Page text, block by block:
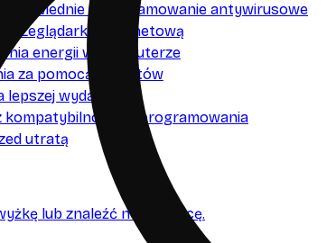
oprogramowanie antywirusowe
przeglądarką internetową
energii w komputerze
za pomocą skryptów
wydajności
kompatybilnością oprogramowania
utratą
lub znaleźć nową pracę.